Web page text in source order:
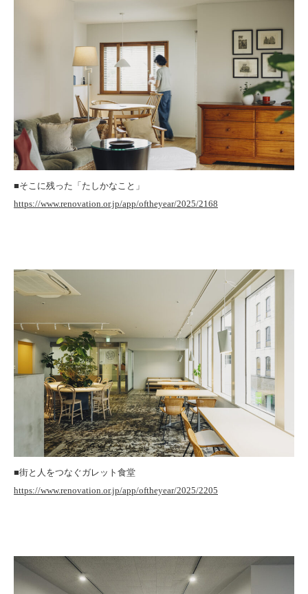
■そこに残った「たしかなこと」
https://www.renovation.or.jp/app/oftheyear/2025/2168
■街と人をつなぐガレット食堂
https://www.renovation.or.jp/app/oftheyear/2025/2205